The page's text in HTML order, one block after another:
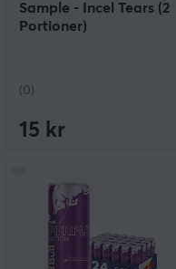
Sample - Incel Tears (2
Portioner)
(0)
15 kr